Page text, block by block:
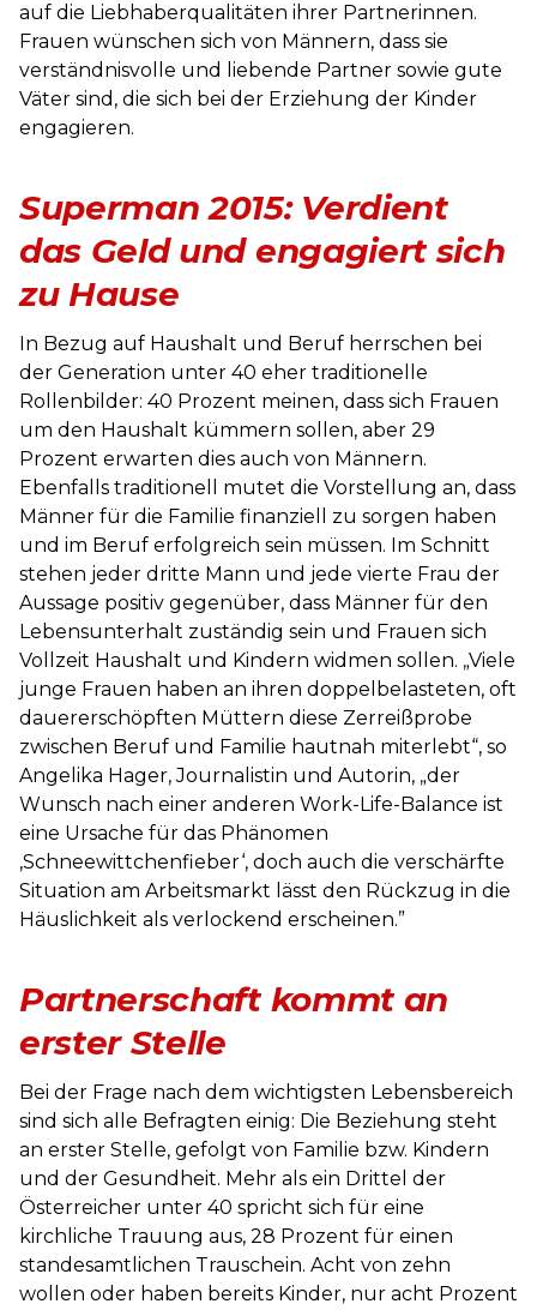
auf die Liebhaberqualitäten ihrer Partnerinnen.
Frauen wünschen sich von Männern, dass sie
verständnisvolle und liebende Partner sowie gute
Väter sind, die sich bei der Erziehung der Kinder
engagieren.
Superman 2015: Verdient
das Geld und engagiert sich
zu Hause
In Bezug auf Haushalt und Beruf herrschen bei
der Generation unter 40 eher traditionelle
Rollenbilder: 40 Prozent meinen, dass sich Frauen
um den Haushalt kümmern sollen, aber 29
Prozent erwarten dies auch von Männern.
Ebenfalls traditionell mutet die Vorstellung an, dass
Männer für die Familie finanziell zu sorgen haben
und im Beruf erfolgreich sein müssen. Im Schnitt
stehen jeder dritte Mann und jede vierte Frau der
Aussage positiv gegenüber, dass Männer für den
Lebensunterhalt zuständig sein und Frauen sich
Vollzeit Haushalt und Kindern widmen sollen. „Viele
junge Frauen haben an ihren doppelbelasteten, oft
dauererschöpften Müttern diese Zerreißprobe
zwischen Beruf und Familie hautnah miterlebt“, so
Angelika Hager, Journalistin und Autorin, „der
Wunsch nach einer anderen Work-Life-Balance ist
eine Ursache für das Phänomen
‚Schneewittchenfieber‘, doch auch die verschärfte
Situation am Arbeitsmarkt lässt den Rückzug in die
Häuslichkeit als verlockend erscheinen.”
Partnerschaft kommt an
erster Stelle
Bei der Frage nach dem wichtigsten Lebensbereich
sind sich alle Befragten einig: Die Beziehung steht
an erster Stelle, gefolgt von Familie bzw. Kindern
und der Gesundheit. Mehr als ein Drittel der
Österreicher unter 40 spricht sich für eine
kirchliche Trauung aus, 28 Prozent für einen
standesamtlichen Trauschein. Acht von zehn
wollen oder haben bereits Kinder, nur acht Prozent